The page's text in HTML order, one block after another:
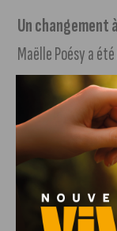
Un
Maëlle Poésy a
Lambert par le
du théâtre
prochain.
Un match
football